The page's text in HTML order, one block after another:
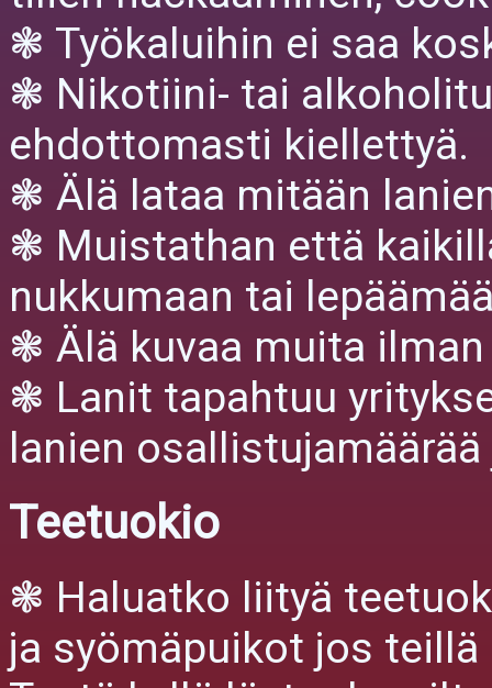
❃ Työkaluihin ei saa
❃ Nikotiini- tai
ehdottomasti kiellettyä.
❃ Älä lataa mitään
❃ Muistathan että
nukkumaan tai
❃ Älä kuvaa muita ilman
❃ Lanit tapahtuu
lanien
Teetuokio
❃ Haluatko liityä
ja syömäpuikot jos teillä